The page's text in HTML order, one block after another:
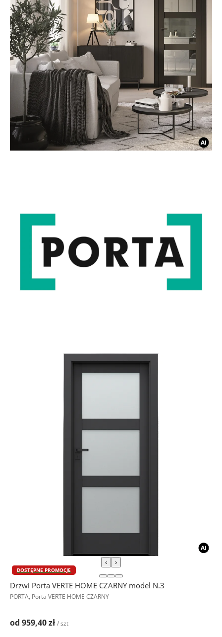
‹ ›
DOSTĘPNE PROMOCJE
Drzwi Porta VERTE HOME CZARNY model N.3
PORTA, Porta VERTE HOME CZARNY
od 959,40 zł / szt